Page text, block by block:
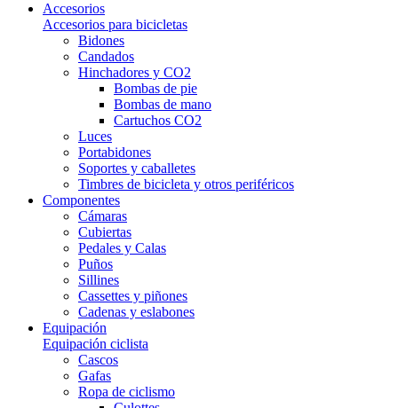
Accesorios
Accesorios para bicicletas
Bidones
Candados
Hinchadores y CO2
Bombas de pie
Bombas de mano
Cartuchos CO2
Luces
Portabidones
Soportes y caballetes
Timbres de bicicleta y otros periféricos
Componentes
Cámaras
Cubiertas
Pedales y Calas
Puños
Sillines
Cassettes y piñones
Cadenas y eslabones
Equipación
Equipación ciclista
Cascos
Gafas
Ropa de ciclismo